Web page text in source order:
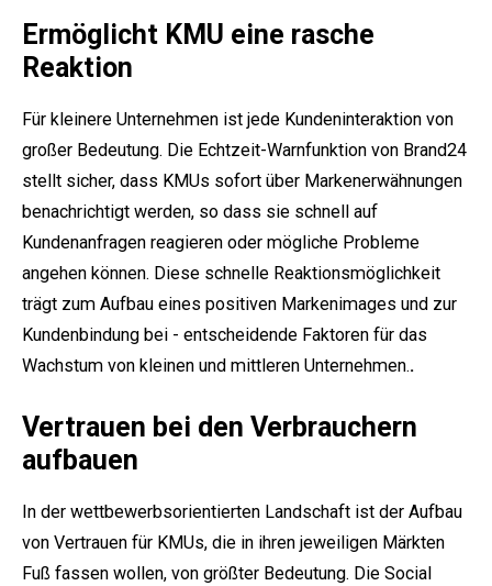
Ermöglicht KMU eine rasche
Reaktion
Für kleinere Unternehmen ist jede Kundeninteraktion von
großer Bedeutung. Die Echtzeit-Warnfunktion von Brand24
stellt sicher, dass KMUs sofort über Markenerwähnungen
benachrichtigt werden, so dass sie schnell auf
Kundenanfragen reagieren oder mögliche Probleme
angehen können. Diese schnelle Reaktionsmöglichkeit
trägt zum Aufbau eines positiven Markenimages und zur
Kundenbindung bei - entscheidende Faktoren für das
Wachstum von kleinen und mittleren Unternehmen..
Vertrauen bei den Verbrauchern
aufbauen
In der wettbewerbsorientierten Landschaft ist der Aufbau
von Vertrauen für KMUs, die in ihren jeweiligen Märkten
Fuß fassen wollen, von größter Bedeutung. Die Social